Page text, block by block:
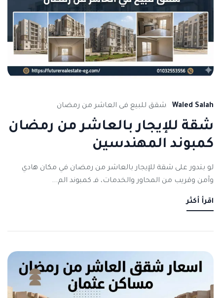
Waled Salah شقق للبيع فى العاشر من رمضان
شقة للإيجار بالعاشر من رمضان
كمبوند المهندسين
لو بتدور على شقة للإيجار بالعاشر من رمضان في مكان هادي
وآمن وقريب من المحاور والخدمات، فـ كمبوند الم...
اقرأ أكثر